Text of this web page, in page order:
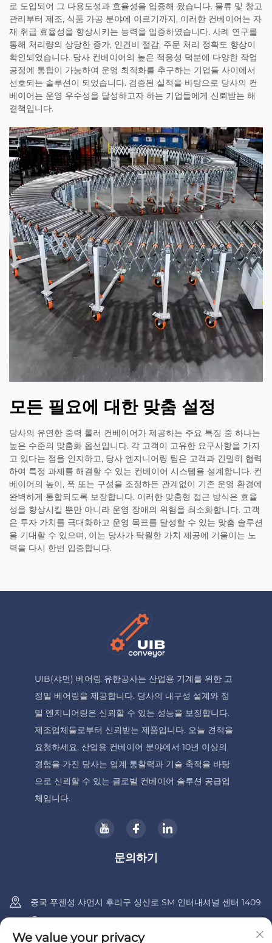
로 도입되어 그 다용도성과 효율성을 입증해 왔습니다. 물류 및 창고
관리부터 제조, 식품 가공 분야에 이르기까지, 이러한 컨베이어는 자
재 취급 효율성을 향상시키는 능력을 입증하였습니다. 사례 연구를
통해 처리량의 상당한 증가, 인건비 절감, 주문 처리 정확도 향상이
확인되었습니다. 당사 컨베이어의 높은 적응성 덕분에 다양한 작업
공정에 통합이 가능하여 운영 최적화를 추구하는 기업들 사이에서
선호되는 솔루션이 되었습니다. 검증된 실적을 바탕으로 당사의 컨
베이어는 운영 우수성을 달성하고자 하는 기업들에게 신뢰받는 해
결책입니다.
모든 필요에 대한 맞춤 설정
당사의 유연한 중력 롤러 컨베이어가 제공하는 주요 특징 중 하나는
높은 수준의 맞춤화 옵션입니다. 각 고객이 고유한 요구사항을 가지
고 있다는 점을 인지하고, 당사 엔지니어링 팀은 고객과 긴밀히 협력
하여 특정 과제를 해결할 수 있는 컨베이어 시스템을 설계합니다. 컨
베이어의 높이, 폭 또는 구성을 조정하든 관계없이 기존 운영 환경에
완벽하게 통합되도록 보장합니다. 이러한 맞춤형 접근 방식은 효율
성을 향상시킬 뿐만 아니라 운영 장애의 위험을 최소화합니다. 고객
은 투자 가치를 극대화하고 운영 목표를 달성할 수 있는 맞춤 솔루션
을 기대할 수 있으며, 이는 당사가 탁월한 가치 제공에 기울이는 노
력을 다시 한번 입증합니다.
UIB(샤먼) 베어링 유한공사는 산업용 기계를 위한 고
정밀 베어링을 제공합니다. 당사의 내구성 설계와 정
밀 엔지니어링은 신뢰할 수 있는 성능을 보장합니다.
제조업체들로부터 신뢰받는 제품입니다. 오늘 견적을
요청하세요. 산업용 컨베이어 분야에서 10년 이상의
경험을 가진 당사는 업계 통찰력과 기술 축적을 바탕
으로 신뢰할 수 있는 글로벌 컨베이어 솔루션 공급업
체입니다.
문의하기
중국 푸젠성 샤먼시 후리구 싱산로 SM 인터내셔널 센터 1409
호
We value your privacy